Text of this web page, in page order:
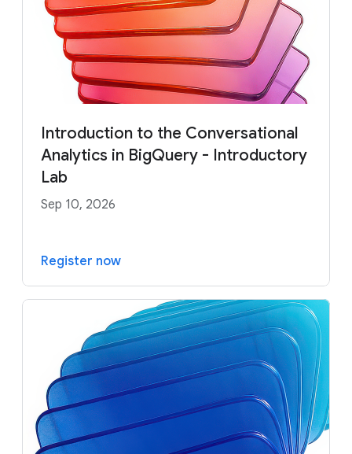
Introduction to the Conversational
Analytics in BigQuery - Introductory
Lab
Sep 10, 2026
Register now